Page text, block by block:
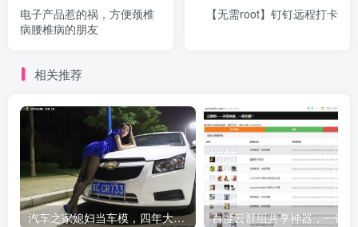
电子产品惹的祸，方便颈椎
病腰椎病的朋友
【无需root】钉钉远程打卡
相关推荐
汽车之家媳妇当车模，四年大汇总，500多张媳妇图 百度云群组共享神器，一键